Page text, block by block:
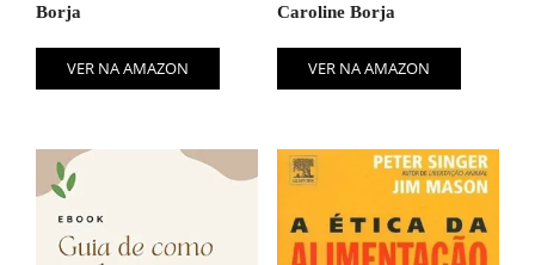
Borja
VER NA AMAZON
Caroline Borja
VER NA AMAZON